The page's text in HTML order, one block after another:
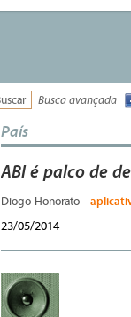
Busca avançada
País
ABI é palco de
Diogo Honorato -
23/05/2014